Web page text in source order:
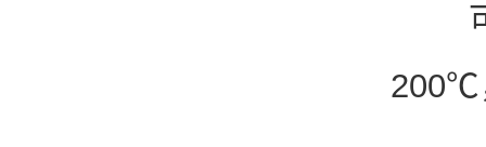
可
200℃